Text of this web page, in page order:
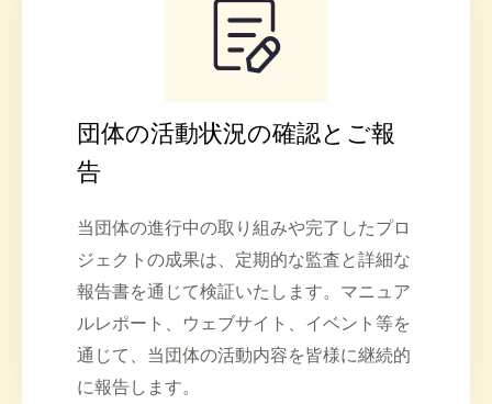
団体の活動状況の確認とご報
告
当団体の進行中の取り組みや完了したプロ
ジェクトの成果は、定期的な監査と詳細な
報告書を通じて検証いたします。マニュア
ルレポート、ウェブサイト、イベント等を
通じて、当団体の活動内容を皆様に継続的
に報告します。